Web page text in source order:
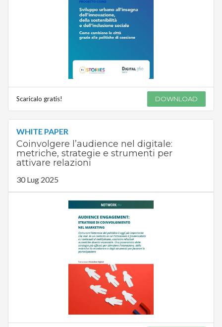
Scaricalo gratis! DOWNLOAD
WHITE PAPER
Coinvolgere l’audience nel digitale:
metriche, strategie e strumenti per
attivare relazioni
30 Lug 2025